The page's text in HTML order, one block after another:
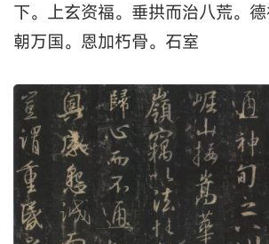
下。上玄资福。垂拱而治八荒。
朝万国。恩加朽骨。石室